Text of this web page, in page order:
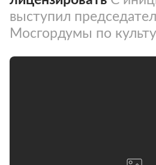
выступил
Мосгордумы по